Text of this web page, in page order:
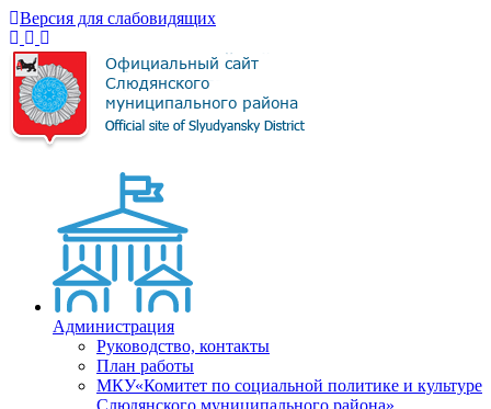
Версия для слабовидящих
Администрация
Руководство, контакты
План работы
МКУ«Комитет по социальной политике и культуре
Слюдянского муниципального района»